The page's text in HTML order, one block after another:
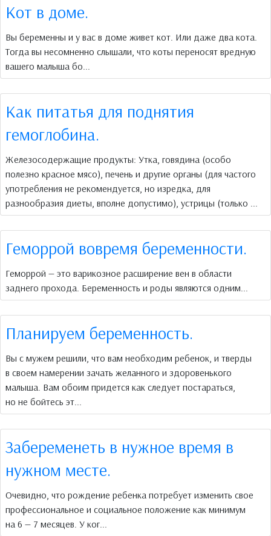
Кот в доме.
Вы беременны и у вас в доме живет кот. Или даже два кота.
Тогда вы несомненно слышали, что коты переносят вредную
вашего малыша бо...
Как питатья для поднятия
гемоглобина.
Железосодержащие продукты: Утка, говядина (особо
полезно красное мясо), печень и другие органы (для частого
употребления не рекомендуется, но изредка, для
разнообразия диеты, вполне допустимо), устрицы (только ...
Геморрой вовремя беременности.
Геморрой — это варикозное расширение вен в области
заднего прохода. Беременность и роды являются одним...
Планируем беременность.
Вы с мужем решили, что вам необходим ребенок, и тверды
в своем намерении зачать желанного и здоровенького
малыша. Вам обоим придется как следует постараться,
но не бойтесь эт...
Забеременеть в нужное время в
нужном месте.
Очевидно, что рождение ребенка потребует изменить свое
профессиональное и социальное положение как минимум
на 6 — 7 месяцев. У ког...